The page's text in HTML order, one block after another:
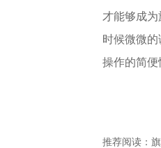
才能够成
时候微微
操作的简便
推荐阅读：